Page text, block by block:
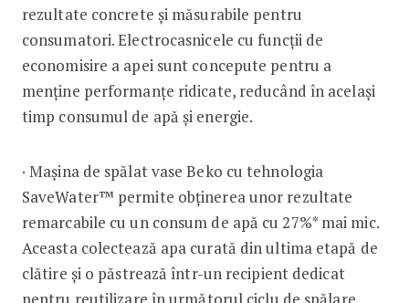
rezultate concrete și măsurabile pentru
consumatori. Electrocasnicele cu funcții de
economisire a apei sunt concepute pentru a
menține performanțe ridicate, reducând în același
timp consumul de apă și energie.
· Mașina de spălat vase Beko cu tehnologia
SaveWater™ permite obținerea unor rezultate
remarcabile cu un consum de apă cu 27%* mai mic.
Aceasta colectează apa curată din ultima etapă de
clătire și o păstrează într-un recipient dedicat
pentru reutilizare în următorul ciclu de spălare.